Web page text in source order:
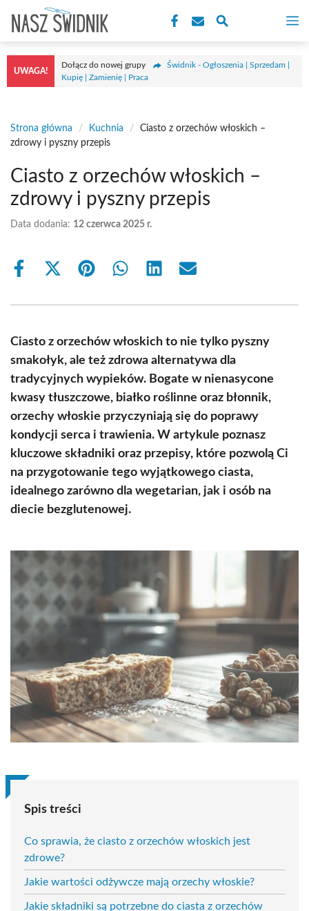
treści
UWAGA!
Dołącz do nowej grupy
Świdnik - Ogłoszenia | Sprzedam |
Kupię | Zamienię | Praca
Strona główna / Kuchnia /
Ciasto z orzechów włoskich –
zdrowy i pyszny przepis
Ciasto z orzechów włoskich –
zdrowy i pyszny przepis
Data dodania: 12 czerwca 2025 r.
Share
Share
(Twitter)
Share Share Share Share
Ciasto z orzechów włoskich to nie tylko pyszny
smakołyk, ale też zdrowa alternatywa dla
tradycyjnych wypieków. Bogate w nienasycone
kwasy tłuszczowe, białko roślinne oraz błonnik,
orzechy włoskie przyczyniają się do poprawy
kondycji serca i trawienia. W artykule poznasz
kluczowe składniki oraz przepisy, które pozwolą Ci
na przygotowanie tego wyjątkowego ciasta,
idealnego zarówno dla wegetarian, jak i osób na
diecie bezglutenowej.
Spis treści
Co sprawia, że ciasto z orzechów włoskich jest
zdrowe?
Jakie wartości odżywcze mają orzechy włoskie?
Jakie składniki są potrzebne do ciasta z orzechów